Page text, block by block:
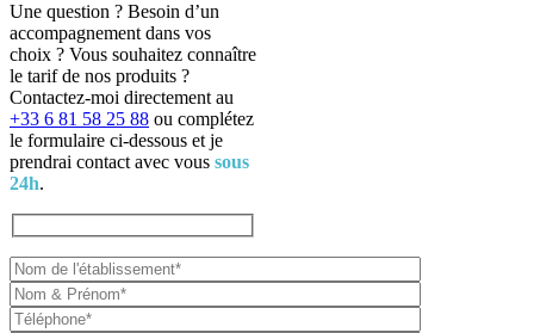
Une question ? Besoin d’un
accompagnement dans vos
choix ? Vous souhaitez connaître
le tarif de nos produits ?
Contactez-moi directement au
+33 6 81 58 25 88‬ ou complétez
le formulaire ci-dessous et je
prendrai contact avec vous sous
24h.